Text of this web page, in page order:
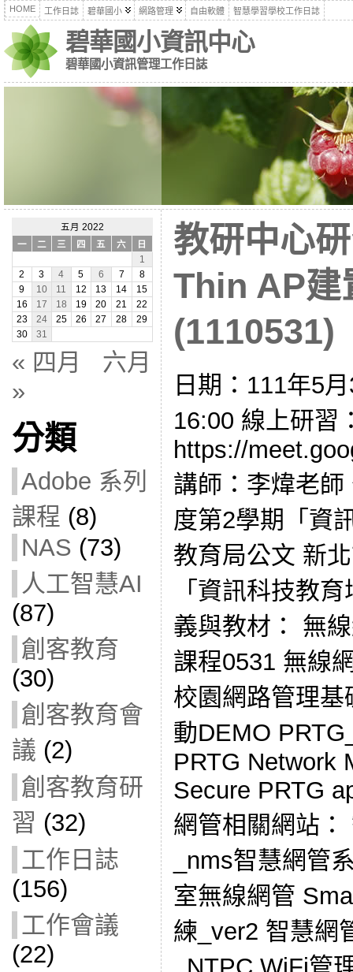
HOME 工作日誌 碧華國小 網路管理 自由軟體 智慧學習學校工作日誌
碧華國小資訊中心
碧華國小資訊管理工作日誌
五月 2022
一
二 三 四 五 六
日
1
2
3 4 5 6 7
8
9
10 11 12 13 14
15
16
17 18 19 20 21
22
23
24 25 26 27 28
29
30
31
« 四月
六月
»
分類
Adobe 系列
課程 (8)
NAS (73)
人工智慧AI
(87)
創客教育
(30)
創客教育會
議 (2)
創客教育研
習 (32)
工作日誌
(156)
工作會議
(22)
教研中心
Thin AP建
(1110531)
日期：111年5
16:00 線上研習
https://
講師：李煒老
度第2學期「資
教育局公文 新
「資訊科技教
義與教材： 無
課程0531 無線
校園網路管理
動DEMO
PRTG Network
Secure PRTG
網管相關網站
_nms智慧網管
室無線網管
練_ver2 智慧網